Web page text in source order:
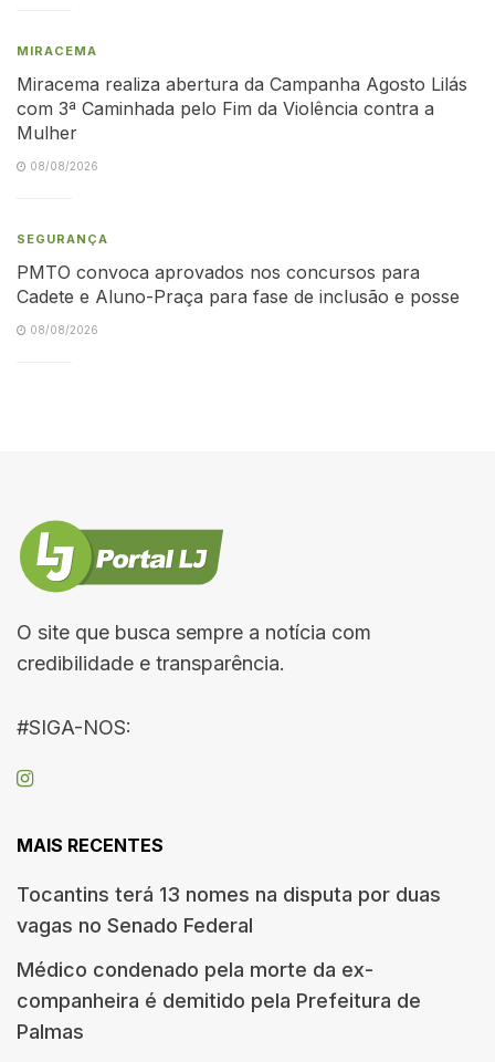
MIRACEMA
Miracema realiza abertura da Campanha Agosto Lilás
com 3ª Caminhada pelo Fim da Violência contra a
Mulher
08/08/2026
SEGURANÇA
PMTO convoca aprovados nos concursos para
Cadete e Aluno-Praça para fase de inclusão e posse
08/08/2026
O site que busca sempre a notícia com
credibilidade e transparência.
#SIGA-NOS:
MAIS RECENTES
Tocantins terá 13 nomes na disputa por duas
vagas no Senado Federal
Médico condenado pela morte da ex-
companheira é demitido pela Prefeitura de
Palmas